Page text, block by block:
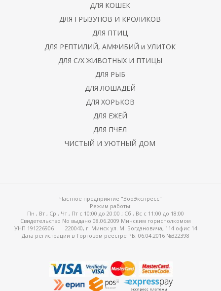
ДЛЯ КОШЕК
ДЛЯ ГРЫЗУНОВ И КРОЛИКОВ
ДЛЯ ПТИЦ
ДЛЯ РЕПТИЛИЙ, АМФИБИЙ и УЛИТОК
ДЛЯ С/Х ЖИВОТНЫХ И ПТИЦЫ
ДЛЯ РЫБ
ДЛЯ ЛОШАДЕЙ
ДЛЯ ХОРЬКОВ
ДЛЯ ЕЖЕЙ
ДЛЯ ПЧЁЛ
ЧИСТЫЙ И УЮТНЫЙ ДОМ
Частное предприятие "ЗооЭкспресс"
Режим работы:
Пн , Вт , Ср , Чт , Пт c 10:00 до 20:00 ; Сб , Вс c 11:00 до 18:00
Свидетельство No выдано 08.06.2009 Минским горисполкомом
УНП 191226906
220040, г. Минск ул. М. Богдановича, 114 офис 14
Дата регистрации в Торговом реестре РБ: 06.04.2016 №322398